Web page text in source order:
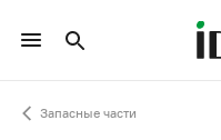
Запасные части